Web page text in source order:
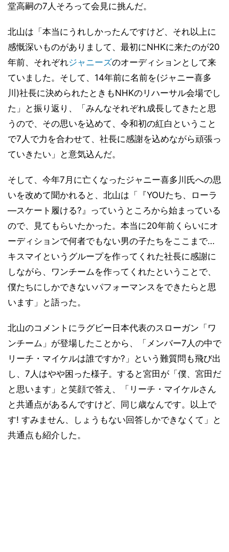
堂高嗣の7人そろって会見に挑んだ。
北山は「本当にうれしかったんですけど、それ以上に
感慨深いものがありまして、最初にNHKに来たのが20
年前、それぞれジャニーズのオーディションとして来
ていました。そして、14年前に名前を(ジャニー喜多
川)社長に決められたときもNHKのリハーサル会場でし
た」と振り返り、「みんなそれぞれ成長してきたと思
うので、その思いを込めて、令和初の紅白ということ
で7人で力を合わせて、社長に感謝を込めながら頑張っ
ていきたい」と意気込んだ。
そして、今年7月に亡くなったジャニー喜多川氏への思
いを改めて聞かれると、北山は「『YOUたち、ローラ
―スケート履ける?』っていうところから始まっている
ので、見てもらいたかった。本当に20年前くらいにオ
ーディションで何者でもない男の子たちをここまで…
キスマイというグループを作ってくれた社長に感謝に
しながら、ワンチームを作ってくれたということで、
僕たちにしかできないパフォーマンスをできたらと思
います」と語った。
北山のコメントにラグビー日本代表のスローガン「ワ
ンチーム」が登場したことから、「メンバー7人の中で
リーチ・マイケルは誰ですか?」という難質問も飛び出
し、7人はやや困った様子。すると宮田が「僕、宮田だ
と思います」と笑顔で答え、「リーチ・マイケルさん
と共通点があるんですけど、同じ歳なんです。以上で
す! すみません、しょうもない回答しかできなくて」と
共通点も紹介した。